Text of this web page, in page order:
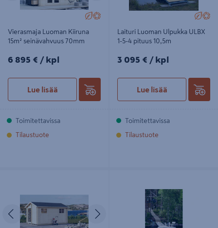
Vierasmaja Luoman Kiiruna
15m² seinävahvuus 70mm
6895€/kpl
6 895 € / kpl
Lue lisää
Toimitettavissa
Tilaustuote
Laituri Luoman Ulpukka ULBX
1-5-4 pituus 10,5m
3095€/kpl
3 095 € / kpl
Lue lisää
Toimitettavissa
Tilaustuote
Edellinen